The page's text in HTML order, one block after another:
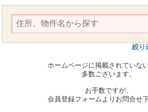
絞り
ホームページに掲載されていな
多数ございます。
お手数ですが、
会員登録フォームよりお問合せ下